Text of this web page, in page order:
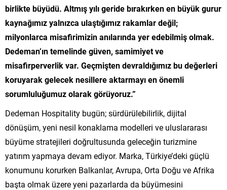
birlikte büyüdü. Altmış yılı geride bırakırken en büyük gurur
kaynağımız yalnızca ulaştığımız rakamlar değil;
milyonlarca misafirimizin anılarında yer edebilmiş olmak.
Dedeman’ın temelinde güven, samimiyet ve
misafirperverlik var. Geçmişten devraldığımız bu değerleri
koruyarak gelecek nesillere aktarmayı en önemli
sorumluluğumuz olarak görüyoruz.”
Dedeman Hospitality bugün; sürdürülebilirlik, dijital
dönüşüm, yeni nesil konaklama modelleri ve uluslararası
büyüme stratejileri doğrultusunda geleceğin turizmine
yatırım yapmaya devam ediyor. Marka, Türkiye’deki güçlü
konumunu korurken Balkanlar, Avrupa, Orta Doğu ve Afrika
başta olmak üzere yeni pazarlarda da büyümesini